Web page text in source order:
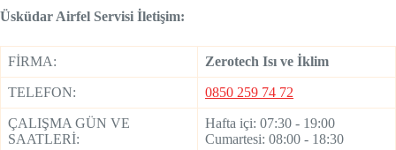
Üsküdar Airfel Servisi İletişim:
FİRMA: Zerotech Isı ve İklim
TELEFON: 0850 259 74 72
ÇALIŞMA GÜN VE
SAATLERİ:
Hafta içi: 07:30 - 19:00
Cumartesi: 08:00 - 18:30